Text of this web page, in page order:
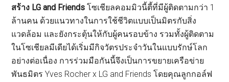
สร้าง LG and Friends โซเชียลคอมมิวนี้ตี้ที่มีผู้ติดตามกว่า 1
ล้านคน ด้วยแนวทางในการใช้ชีวิตแบบเป็นมิตรกับสิ่ง
แวดล้อม และยังกระตุ้นให้กับผู้คนรอบข้าง รวมทั้งผู้ติดตาม
ในโซเชียลมีเดียได้เริ่มมีกิจวัตรประจำวันในแบบรักษ์โลก
อย่างต่อเนื่อง การร่วมมือกันนี้จึงเป็นการขยายเครือข่าย
พันธมิตร Yves Rocher x LG and Friends โดยคุณลูกกอล์ฟ